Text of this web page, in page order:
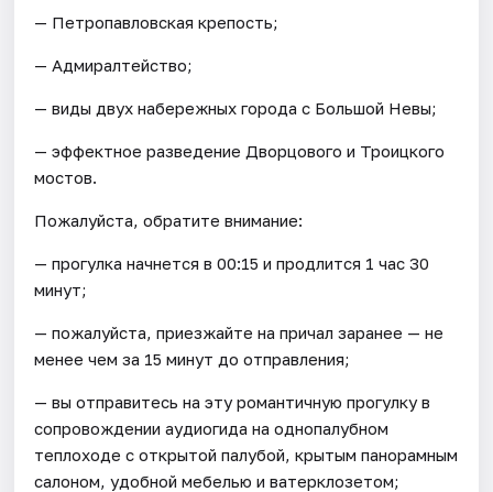
— Петропавловская крепость;
— Адмиралтейство;
— виды двух набережных города с Большой Невы;
— эффектное разведение Дворцового и Троицкого
мостов.
Пожалуйста, обратите внимание:
— прогулка начнется в 00:15 и продлится 1 час 30
минут;
— пожалуйста, приезжайте на причал заранее — не
менее чем за 15 минут до отправления;
— вы отправитесь на эту романтичную прогулку в
сопровождении аудиогида на однопалубном
теплоходе с открытой палубой, крытым панорамным
салоном, удобной мебелью и ватерклозетом;